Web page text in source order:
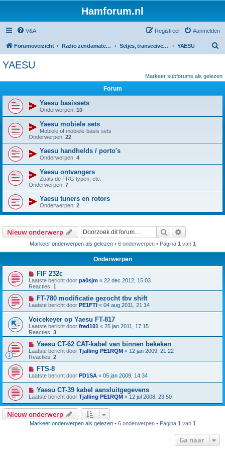
Hamforum.nl
V&A Aanmelden
Registreer
Forumoverzicht Radio zendamateur, luisteramateur en elektronica zelfbouw Setjes, transceivers, portofoons, ontvangers, mods, tips, etc YAESU
k
YAESU
Markeer subforums als gelezen
Forum
Yaesu basissets
Onderwerpen: 10
Yaesu mobiele sets
Mobiele of mobiele-basis sets
Onderwerpen: 22
Yaesu handhelds / porto's
Onderwerpen: 4
Yaesu ontvangers
Zoals de FRG typen, etc.
Onderwerpen: 7
Yaesu tuners en rotors
Onderwerpen: 2
Nieuw onderwerp Zoek
Markeer onderwerpen als gelezen• 6 onderwerpen • Pagina 1 van 1
Onderwerpen
FIF 232c
Laatste bericht door pa0sjm « 22 dec 2012, 15:03
Reacties: 1
FT-780 modificatie gezocht tbv shift
Laatste bericht door PE1FTI « 04 aug 2011, 21:14
Voicekeyer op Yaesu FT-817
Laatste bericht door fred101 « 25 jan 2011, 17:15
Reacties: 3
Yaesu CT-62 CAT-kabel van binnen bekeken
Laatste bericht door Tjalling PE1RQM « 12 jan 2009, 21:22
Reacties: 2
FTS-8
Laatste bericht door PD1SA « 05 jan 2009, 14:34
Yaesu CT-39 kabel aansluitgegevens
Laatste bericht door Tjalling PE1RQM « 12 jul 2008, 23:50
Nieuw onderwerp
Markeer onderwerpen als gelezen• 6 onderwerpen • Pagina 1 van 1
Ga naar